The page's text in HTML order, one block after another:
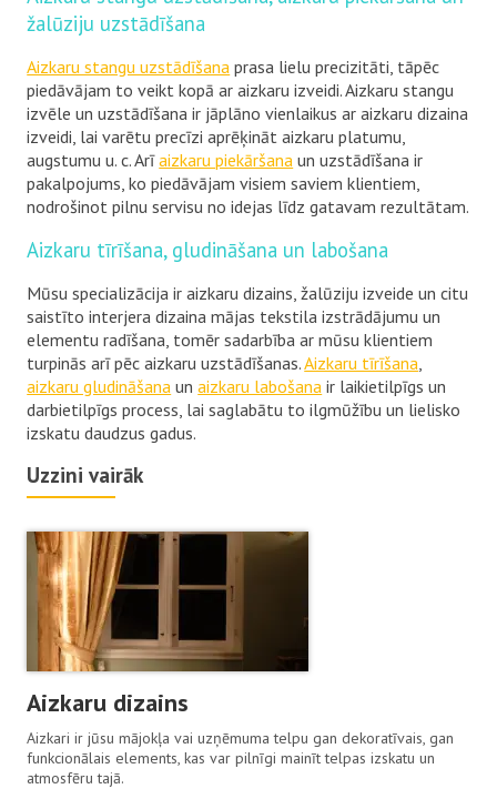
žalūziju uzstādīšana
Aizkaru stangu uzstādīšana prasa lielu precizitāti, tāpēc
piedāvājam to veikt kopā ar aizkaru izveidi. Aizkaru stangu
izvēle un uzstādīšana ir jāplāno vienlaikus ar aizkaru dizaina
izveidi, lai varētu precīzi aprēķināt aizkaru platumu,
augstumu u. c. Arīaizkaru piekāršana un uzstādīšana ir
pakalpojums, ko piedāvājam visiem saviem klientiem,
nodrošinot pilnu servisu no idejas līdz gatavam rezultātam.
Aizkaru tīrīšana, gludināšana un labošana
Mūsu specializācija ir aizkaru dizains, žalūziju izveide un citu
saistīto interjera dizaina mājas tekstila izstrādājumu un
elementu radīšana, tomēr sadarbība ar mūsu klientiem
turpinās arī pēc aizkaru uzstādīšanas.Aizkaru tīrīšana,
aizkaru gludināšana unaizkaru labošana ir laikietilpīgs un
darbietilpīgs process, lai saglabātu to ilgmūžību un lielisko
izskatu daudzus gadus.
Uzzini vairāk
Aizkaru dizains
Aizkari ir jūsu mājokļa vai uzņēmuma telpu gan dekoratīvais, gan
funkcionālais elements, kas var pilnīgi mainīt telpas izskatu un
atmosfēru tajā.